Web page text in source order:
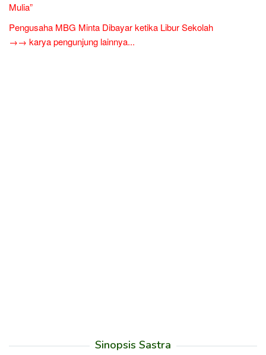
Mulia”
Pengusaha MBG Minta Dibayar ketika Libur Sekolah
→→ karya pengunjung lainnya...
Sinopsis Sastra